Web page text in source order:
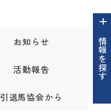
情報を探す
お知らせ
活動報告
引退馬協会から